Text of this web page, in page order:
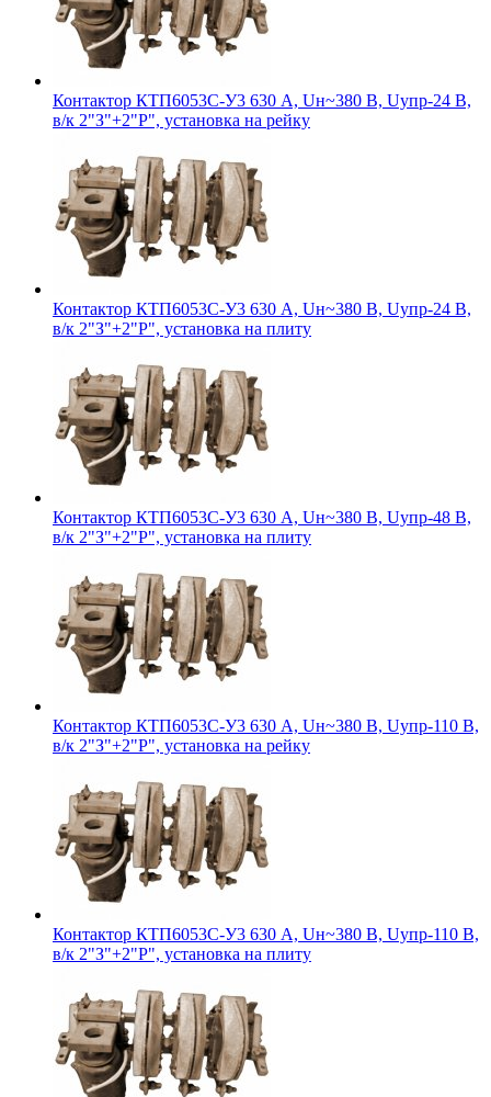
Контактор КТП6053С-У3 630 А, Uн~380 В, Uупр-24 В,
в/к 2"З"+2"Р", установка на рейку
Контактор КТП6053С-У3 630 А, Uн~380 В, Uупр-24 В,
в/к 2"З"+2"Р", установка на плиту
Контактор КТП6053С-У3 630 А, Uн~380 В, Uупр-48 В,
в/к 2"З"+2"Р", установка на плиту
Контактор КТП6053С-У3 630 А, Uн~380 В, Uупр-110 В,
в/к 2"З"+2"Р", установка на рейку
Контактор КТП6053С-У3 630 А, Uн~380 В, Uупр-110 В,
в/к 2"З"+2"Р", установка на плиту